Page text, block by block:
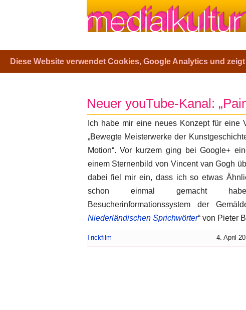
Diese Website verwendet Cookies, Google Analytics und
Neuer youTube-Kanal:
Ich habe mir eine neues Konzept für eine
„Bewegte Meisterwerke der
Motion“. Vor kurzem ging bei Google+
einem Sternenbild von Vincent van Gogh
dabei fiel mir ein, dass ich so etwas
schon einmal gemacht
Besucherinformationssystem der
Niederländischen Sprichwörter“ von Pieter
Trickfilm 4. April